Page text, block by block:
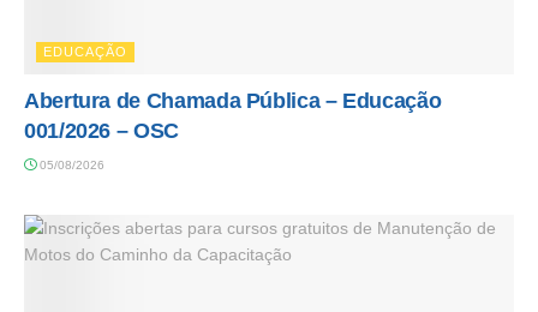
EDUCAÇÃO
Abertura de Chamada Pública – Educação
001/2026 – OSC
05/08/2026